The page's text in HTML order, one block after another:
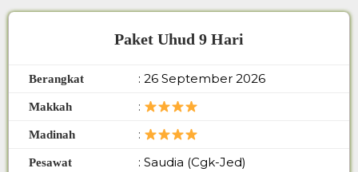
Paket Uhud 9 Hari
Berangkat : 26 September 2026
Makkah :
Madinah :
Pesawat : Saudia (Cgk-Jed)